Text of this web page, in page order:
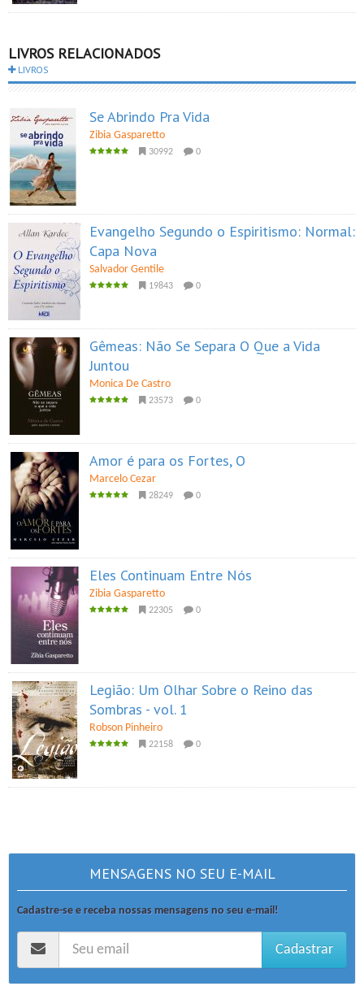
LIVROS RELACIONADOS
LIVROS
Se Abrindo Pra Vida
Zibia Gasparetto
30992 0
Evangelho Segundo o Espiritismo: Normal:
Capa Nova
Salvador Gentile
19843 0
Gêmeas: Não Se Separa O Que a Vida
Juntou
Monica De Castro
23573 0
Amor é para os Fortes, O
Marcelo Cezar
28249 0
Eles Continuam Entre Nós
Zibia Gasparetto
22305 0
Legião: Um Olhar Sobre o Reino das
Sombras - vol. 1
Robson Pinheiro
22158 0
MENSAGENS NO SEU E-MAIL
Cadastre-se e receba nossas mensagens no seu e-mail!
Cadastrar